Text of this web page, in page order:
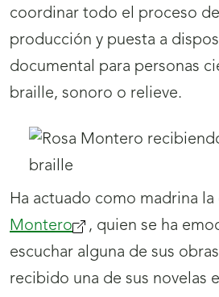
coordinar todo el proceso
producción y puesta a
documental para personas
braille, sonoro o relieve.
Ha actuado como madrina la
Montero
, quien se ha
escuchar alguna de sus
recibido una de sus novelas